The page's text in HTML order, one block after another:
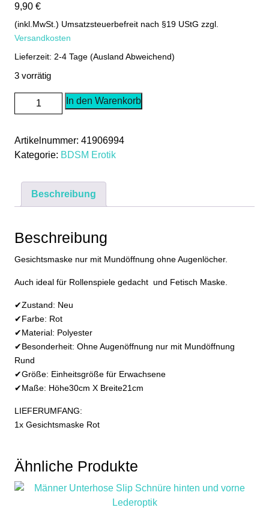
9,90 €
(inkl.MwSt.) Umsatzsteuerbefreit nach §19 UStG zzgl.
Versandkosten
Lieferzeit: 2-4 Tage (Ausland Abweichend)
3 vorrätig
Gesichtsmaske
Rot
Mundöffnung
Fetisch
Ohne
Augen
In den Warenkorb
Artikelnummer: 41906994
Kategorie: BDSM Erotik
Beschreibung
Beschreibung
Gesichtsmaske nur mit Mundöffnung ohne Augenlöcher.
Auch ideal für Rollenspiele gedacht und Fetisch Maske.
✔Zustand: Neu
✔Farbe: Rot
✔Material: Polyester
✔Besonderheit: Ohne Augenöffnung nur mit Mundöffnung
Rund
✔Größe: Einheitsgröße für Erwachsene
✔Maße: Höhe30cm X Breite21cm
LIEFERUMFANG:
1x Gesichtsmaske Rot
Ähnliche Produkte